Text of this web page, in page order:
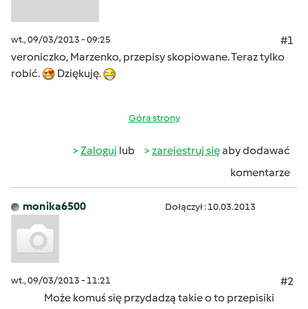
wt., 09/03/2013 - 09:25
#1
veroniczko, Marzenko, przepisy skopiowane. Teraz tylko
robić.
Dziękuję.
Góra strony
Zaloguj lub zarejestruj sięaby dodawać
komentarze
monika6500 Dołączył : 10.03.2013
wt., 09/03/2013 - 11:21
#2
Może komuś się przydadzą takie o to przepisiki